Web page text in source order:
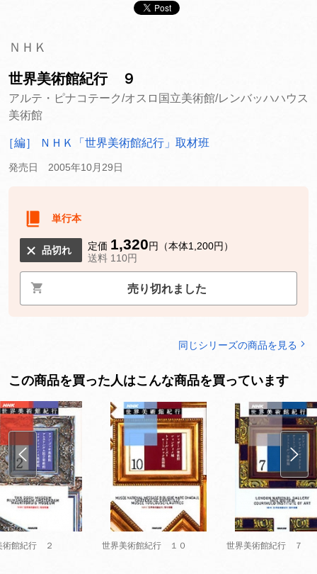
ＮＨＫ
世界美術館紀行 ９
アルテ・ピナコテーク/オスロ国立美術館/レンバッハハウス
美術館
［編］ ＮＨＫ「世界美術館紀行」取材班
発売日 2005年10月29日
単行本
品切れ 定価 1,320円（本体1,200円）
送料 110円
売り切れました
同じシリーズの商品を見る
この商品を買った人はこんな商品を買っています
術館紀行 ２ 世界美術館紀行 １０ 世界美術館紀行 ７